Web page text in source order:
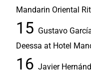
Mandarin Oriental
Gustavo
Deessa at Hotel
Javier